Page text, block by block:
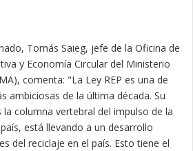
Tomás Saieg, jefe de la Oficina de
y Economía Circular del Ministerio
comenta: "La Ley REP es una de
ambiciosas de la última década. Su
columna vertebral del impulso de la
está llevando a un desarrollo
del reciclaje en el país. Esto tiene el